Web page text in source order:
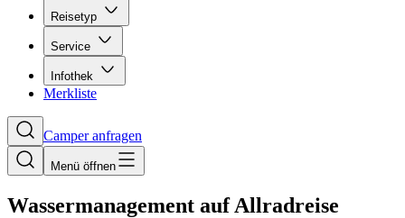
Reisetyp
Service
Infothek
Merkliste
Camper anfragen
Menü öffnen
Wassermanagement auf Allradreise